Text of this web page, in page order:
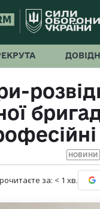
НОВИНИ
за: < 1 хв.